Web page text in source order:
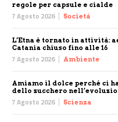
regole per capsule e cialde
7 Agosto 2026 Società
L’Etna è tornato in attività:
Catania chiuso fino alle 16
7 Agosto 2026 Ambiente
Amiamo il dolce perché ci
dello zucchero
7 Agosto 2026 Scienza